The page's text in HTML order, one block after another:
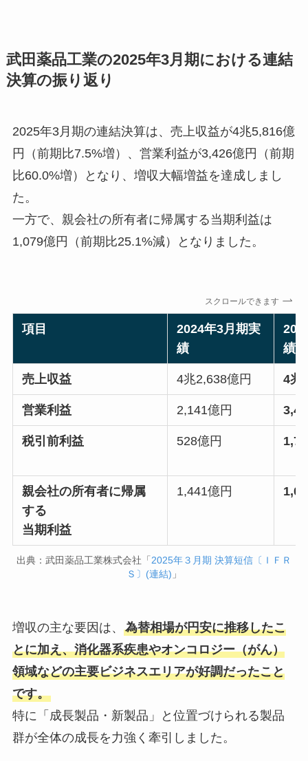
武田薬品工業の2025年3月期における連結
決算の振り返り
2025年3月期の連結決算は、売上収益が4兆5,816億
円（前期比7.5%増）、営業利益が3,426億円（前期
比60.0%増）となり、増収大幅増益を達成しまし
た。
一方で、親会社の所有者に帰属する当期利益は
1,079億円（前期比25.1%減）となりました。
スクロールできます
項目
2024年3月期実
績
績
売上収益 4兆2,638億円 4兆
営業利益 2,141億円
税引前利益 528億円
親会社の所有者に帰属
する
当期利益
1,441億円
出典：武田薬品工業株式会社「 2025年３月期 決算短信〔ＩＦＲ
Ｓ〕(連結) 」
増収の主な要因は、 為替相場が円安に推移したこ
とに加え、消化器系疾患やオンコロジー（がん）
領域などの主要ビジネスエリアが好調だったこと
です。
特に「成長製品・新製品」と位置づけられる製品
群が全体の成長を力強く牽引しました。